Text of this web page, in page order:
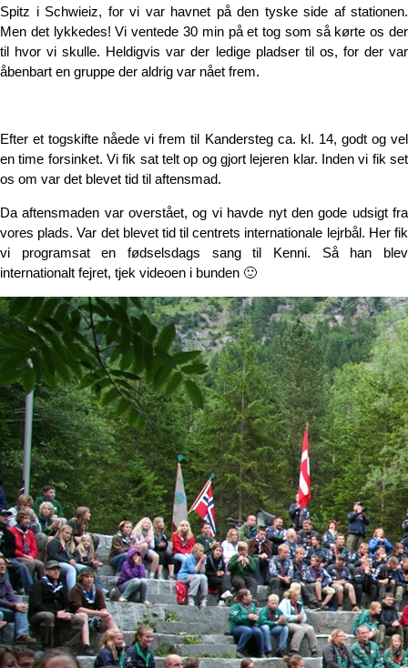
Spitz i Schwieiz, for vi var havnet på den tyske side af stationen.
Men det lykkedes! Vi ventede 30 min på et tog som så kørte os der
til hvor vi skulle. Heldigvis var der ledige pladser til os, for der var
åbenbart en gruppe der aldrig var nået frem.
Efter et togskifte nåede vi frem til Kandersteg ca. kl. 14, godt og vel
en time forsinket. Vi fik sat telt op og gjort lejeren klar. Inden vi fik set
os om var det blevet tid til aftensmad.
Da aftensmaden var overstået, og vi havde nyt den gode udsigt fra
vores plads. Var det blevet tid til centrets internationale lejrbål. Her fik
vi programsat en fødselsdags sang til Kenni. Så han blev
internationalt fejret, tjek videoen i bunden 🙂